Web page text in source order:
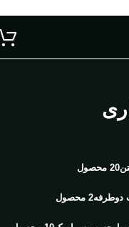
20 محصول
2 محصول